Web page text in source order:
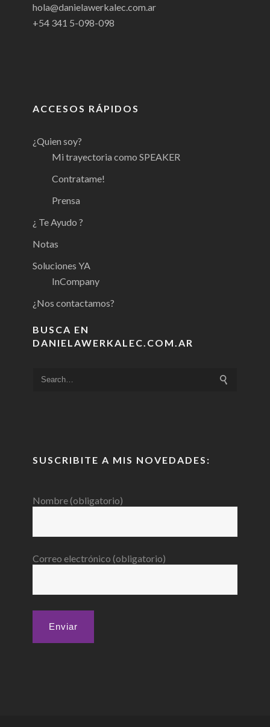
hola@danielawerkalec.com.ar
+54 341 5-098-098
ACCESOS RÁPIDOS
¿Quien soy?
Mi trayectoria como SPEAKER
Contratame!
Prensa
¿ Te Ayudo ?
Notas
Soluciones YA
InCompany
¿Nos contactamos?
BUSCA EN
DANIELAWERKALEC.COM.AR
SUSCRIBITE A MIS NOVEDADES:
Nombre (obligatorio)
Correo electrónico (obligatorio)